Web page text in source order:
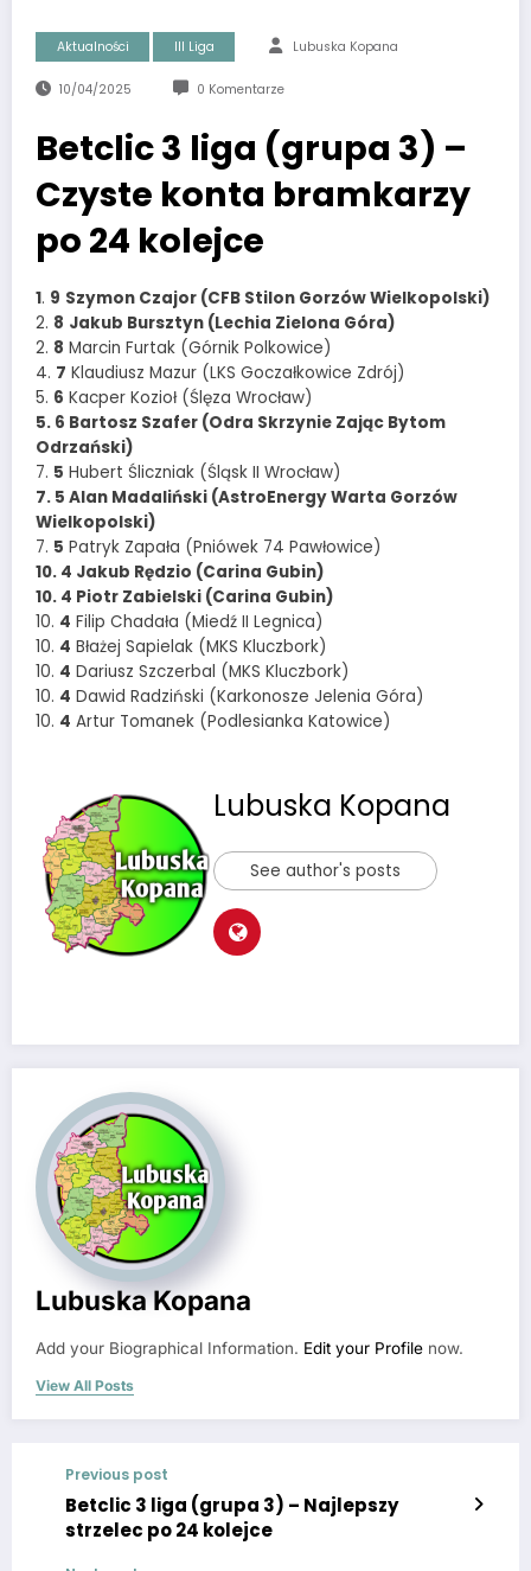
Aktualności III Liga Lubuska Kopana
10/04/2025 0 Komentarze
Betclic 3 liga (grupa 3) –
Czyste konta bramkarzy
po 24 kolejce
1. 9 Szymon Czajor (CFB Stilon Gorzów Wielkopolski)
2. 8 Jakub Bursztyn (Lechia Zielona Góra)
2. 8 Marcin Furtak (Górnik Polkowice)
4. 7 Klaudiusz Mazur (LKS Goczałkowice Zdrój)
5. 6 Kacper Kozioł (Ślęza Wrocław)
5. 6 Bartosz Szafer (Odra Skrzynie Zając Bytom
Odrzański)
7. 5 Hubert Śliczniak (Śląsk II Wrocław)
7. 5 Alan Madaliński (AstroEnergy Warta Gorzów
Wielkopolski)
7. 5 Patryk Zapała (Pniówek 74 Pawłowice)
10. 4 Jakub Rędzio (Carina Gubin)
10. 4 Piotr Zabielski (Carina Gubin)
10. 4 Filip Chadała (Miedź II Legnica)
10. 4 Błażej Sapielak (MKS Kluczbork)
10. 4 Dariusz Szczerbal (MKS Kluczbork)
10. 4 Dawid Radziński (Karkonosze Jelenia Góra)
10. 4 Artur Tomanek (Podlesianka Katowice)
Lubuska Kopana
See author's posts
Lubuska Kopana
Add your Biographical Information. Edit your Profile now.
View All Posts
Previous post
Betclic 3 liga (grupa 3) – Najlepszy
strzelec po 24 kolejce